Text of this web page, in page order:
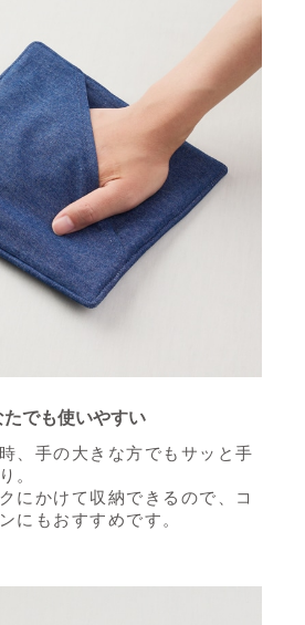
たでも使いやすい
、手の大きな方でもサッと手
。
にかけて収納できるので、コ
にもおすすめです。